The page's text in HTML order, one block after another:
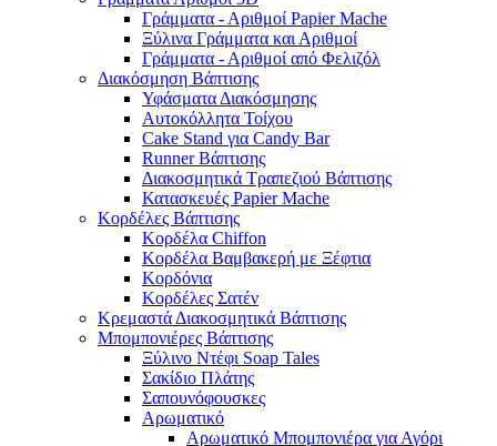
Γράμματα - Αριθμοί Papier Mache
Ξύλινα Γράμματα και Αριθμοί
Γράμματα - Αριθμοί από Φελιζόλ
Διακόσμηση Βάπτισης
Υφάσματα Διακόσμησης
Αυτοκόλλητα Τοίχου
Cake Stand για Candy Bar
Runner Βάπτισης
Διακοσμητικά Τραπεζιού Βάπτισης
Κατασκευές Papier Mache
Κορδέλες Βάπτισης
Κορδέλα Chiffon
Κορδέλα Βαμβακερή με Ξέφτια
Κορδόνια
Κορδέλες Σατέν
Κρεμαστά Διακοσμητικά Βάπτισης
Μπομπονιέρες Βάπτισης
Ξύλινο Ντέφι Soap Tales
Σακίδιο Πλάτης
Σαπουνόφουσκες
Αρωματικό
Αρωματικό Μπομπονιέρα για Αγόρι